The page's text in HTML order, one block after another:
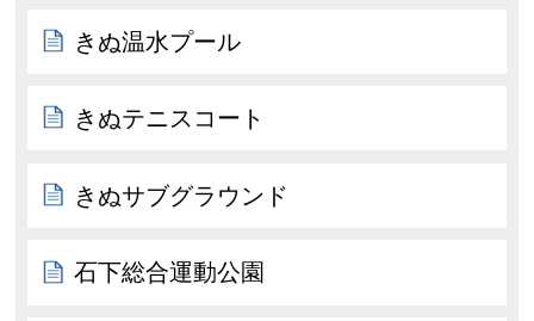
きぬ温水プール
きぬテニスコート
きぬサブグラウンド
石下総合運動公園